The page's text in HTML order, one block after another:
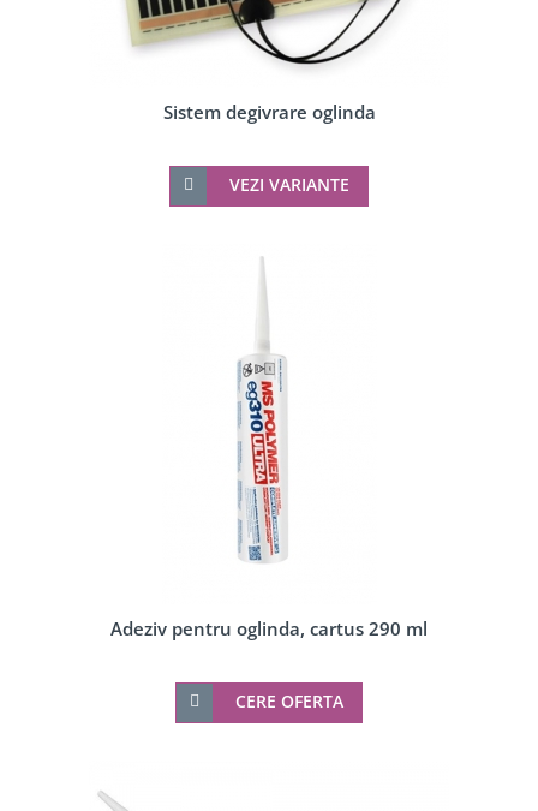
Sistem degivrare oglinda
VEZI VARIANTE
Adeziv pentru oglinda, cartus 290 ml
CERE OFERTA